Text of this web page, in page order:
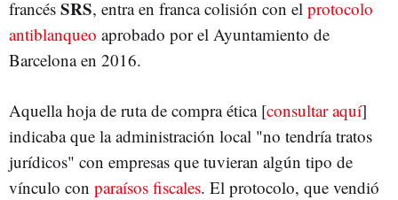
francés SRS, entra en franca colisión con el protocolo
antiblanqueo aprobado por el Ayuntamiento de
Barcelona en 2016.
Aquella hoja de ruta de compra ética [consultar aquí]
indicaba que la administración local "no tendría tratos
jurídicos" con empresas que tuvieran algún tipo de
vínculo con paraísos fiscales. El protocolo, que vendió